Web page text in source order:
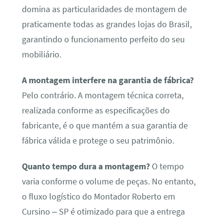
domina as particularidades de montagem de
praticamente todas as grandes lojas do Brasil,
garantindo o funcionamento perfeito do seu
mobiliário.
A montagem interfere na garantia de fábrica?
Pelo contrário. A montagem técnica correta,
realizada conforme as especificações do
fabricante, é o que mantém a sua garantia de
fábrica válida e protege o seu patrimônio.
Quanto tempo dura a montagem?O tempo
varia conforme o volume de peças. No entanto,
o fluxo logístico do Montador Roberto em
Cursino – SP é otimizado para que a entrega